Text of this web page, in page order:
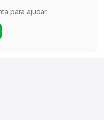
para ajudar.